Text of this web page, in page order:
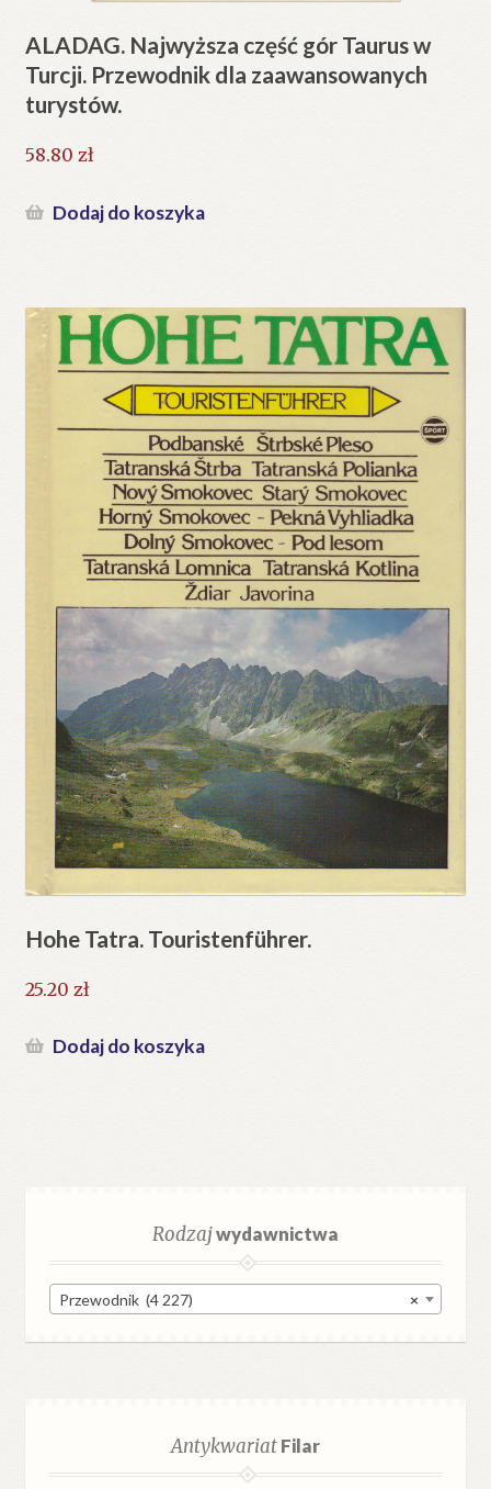
ALADAG. Najwyższa część gór Taurus w
Turcji. Przewodnik dla zaawansowanych
turystów.
58.80 zł
Dodaj do koszyka
Hohe Tatra. Touristenführer.
25.20 zł
Dodaj do koszyka
Rodzajwydawnictwa
×
Przewodnik (4 227)
AntykwariatFilar